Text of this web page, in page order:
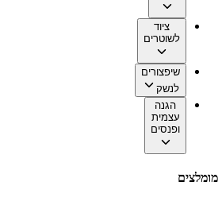
ציוד
לשוטרים
שיפצורים
לנשק
הגנה
עצמית
ופנסים
מומלצים